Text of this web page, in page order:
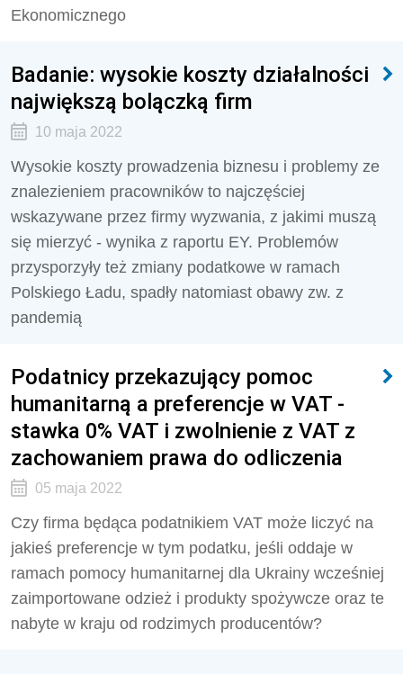
Ekonomicznego
Badanie: wysokie koszty działalności
największą bolączką firm
10 maja 2022
Wysokie koszty prowadzenia biznesu i problemy ze
znalezieniem pracowników to najczęściej
wskazywane przez firmy wyzwania, z jakimi muszą
się mierzyć - wynika z raportu EY. Problemów
przysporzyły też zmiany podatkowe w ramach
Polskiego Ładu, spadły natomiast obawy zw. z
pandemią
Podatnicy przekazujący pomoc
humanitarną a preferencje w VAT -
stawka 0% VAT i zwolnienie z VAT z
zachowaniem prawa do odliczenia
05 maja 2022
Czy firma będąca podatnikiem VAT może liczyć na
jakieś preferencje w tym podatku, jeśli oddaje w
ramach pomocy humanitarnej dla Ukrainy wcześniej
zaimportowane odzież i produkty spożywcze oraz te
nabyte w kraju od rodzimych producentów?